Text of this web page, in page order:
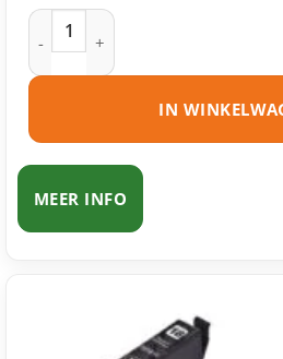
Epson 18 (T1806) inktcartridges
IN
MEER INFO